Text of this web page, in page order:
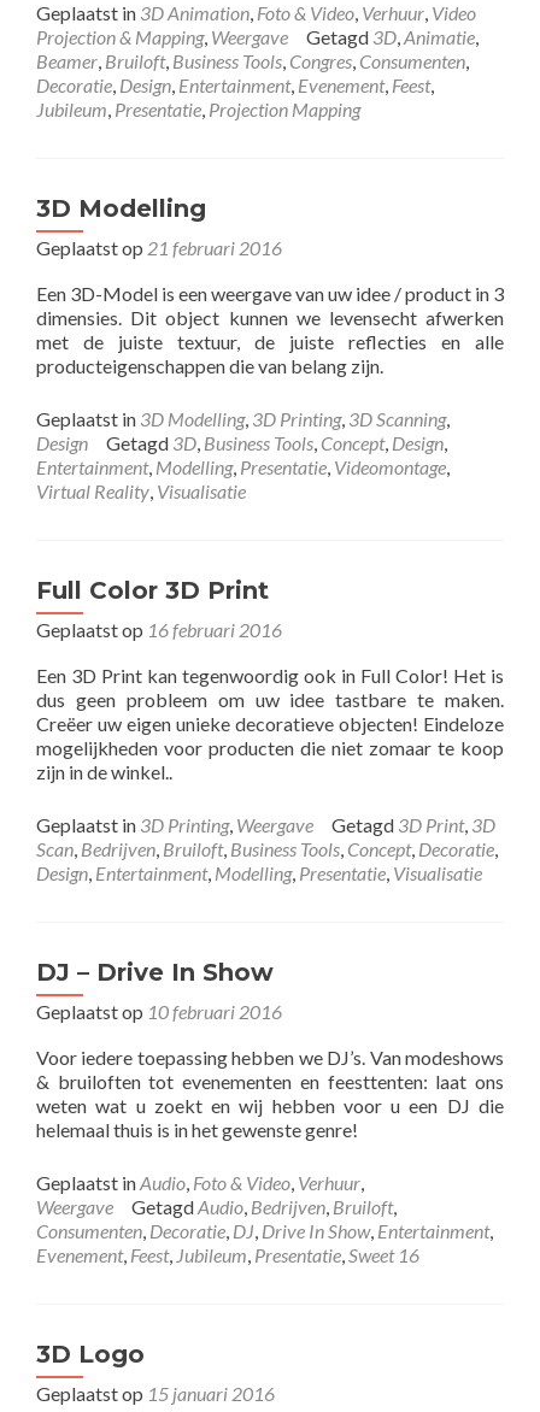
Geplaatst in 3D Animation, Foto & Video, Verhuur, Video
Projection & Mapping, Weergave Getagd 3D,Animatie,
Beamer, Bruiloft, Business Tools, Congres, Consumenten,
Decoratie, Design, Entertainment, Evenement, Feest,
Jubileum, Presentatie, Projection Mapping
3D Modelling
Geplaatst op 21 februari 2016
Een 3D-Model is een weergave van uw idee / product in 3
dimensies. Dit object kunnen we levensecht afwerken
met de juiste textuur, de juiste reflecties en alle
producteigenschappen die van belang zijn.
Geplaatst in 3D Modelling, 3D Printing, 3D Scanning,
Design
Getagd 3D, Business Tools, Concept, Design,
Entertainment, Modelling, Presentatie, Videomontage,
Virtual Reality, Visualisatie
Full Color 3D Print
Geplaatst op 16 februari 2016
Een 3D Print kan tegenwoordig ook in Full Color! Het is
dus geen probleem om uw idee tastbare te maken.
Creëer uw eigen unieke decoratieve objecten! Eindeloze
mogelijkheden voor producten die niet zomaar te koop
zijn in de winkel..
Geplaatst in 3D Printing, Weergave Getagd 3D Print, 3D
Scan, Bedrijven, Bruiloft, Business Tools, Concept, Decoratie,
Design, Entertainment, Modelling, Presentatie, Visualisatie
DJ – Drive In Show
Geplaatst op 10 februari 2016
Voor iedere toepassing hebben we DJ’s. Van modeshows
& bruiloften tot evenementen en feesttenten: laat ons
weten wat u zoekt en wij hebben voor u een DJ die
helemaal thuis is in het gewenste genre!
Geplaatst inAudio, Foto & Video, Verhuur,
Weergave
GetagdAudio, Bedrijven, Bruiloft,
Consumenten, Decoratie, DJ, Drive In Show, Entertainment,
Evenement, Feest, Jubileum, Presentatie,Sweet 16
3D Logo
Geplaatst op 15 januari 2016